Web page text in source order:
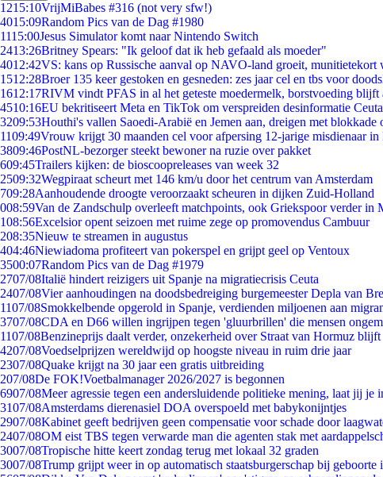
1215:10VrijMiBabes #316 (not very sfw!)
4015:09Random Pics van de Dag #1980
1115:00Jesus Simulator komt naar Nintendo Switch
2413:26Britney Spears: "Ik geloof dat ik heb gefaald als moeder"
4012:42VS: kans op Russische aanval op NAVO-land groeit, munitietekort
1512:28Broer 135 keer gestoken en gesneden: zes jaar cel en tbs voor
1612:17RIVM vindt PFAS in al het geteste moedermelk, borstvoeding blijft
4510:16EU bekritiseert Meta en TikTok om verspreiden desinformatie Ceuta
3209:53Houthi's vallen Saoedi-Arabië en Jemen aan, dreigen met blokkade
1109:49Vrouw krijgt 30 maanden cel voor afpersing 12-jarige misdienaar in
3809:46PostNL-bezorger steekt bewoner na ruzie over pakket
609:45Trailers kijken: de bioscoopreleases van week 32
2509:32Wegpiraat scheurt met 146 km/u door het centrum van Amsterdam
709:28Aanhoudende droogte veroorzaakt scheuren in dijken Zuid-Holland
008:59Van de Zandschulp overleeft matchpoints, ook Griekspoor verder in
108:56Excelsior opent seizoen met ruime zege op promovendus Cambuur
208:35Nieuw te streamen in augustus
404:46Niewiadoma profiteert van pokerspel en grijpt geel op Ventoux
3500:07Random Pics van de Dag #1979
2707/08Italië hindert reizigers uit Spanje na migratiecrisis Ceuta
2407/08Vier aanhoudingen na doodsbedreiging burgemeester Depla van
1107/08Smokkelbende opgerold in Spanje, verdienden miljoenen aan
3707/08CDA en D66 willen ingrijpen tegen 'gluurbrillen' die mensen
1107/08Benzineprijs daalt verder, onzekerheid over Straat van Hormuz blijft
4207/08Voedselprijzen wereldwijd op hoogste niveau in ruim drie jaar
2307/08Quake krijgt na 30 jaar een gratis uitbreiding
207/08De FOK!Voetbalmanager 2026/2027 is begonnen
6907/08Meer agressie tegen een andersluidende politieke mening, laat jij je
3107/08Amsterdams dierenasiel DOA overspoeld met babykonijntjes
2907/08Kabinet geeft bedrijven geen compensatie voor schade door
2407/08OM eist TBS tegen verwarde man die agenten stak met
3007/08Tropische hitte keert zondag terug met lokaal 32 graden
3007/08Trump grijpt weer in op automatisch staatsburgerschap bij geboorte